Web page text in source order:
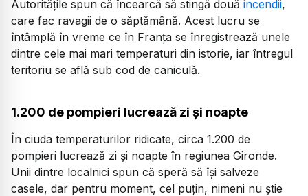
Autoritățile spun că încearcă să stingă două incendii,
care fac ravagii de o săptămână. Acest lucru se
întâmplă în vreme ce în Franța se înregistrează unele
dintre cele mai mari temperaturi din istorie, iar întregul
teritoriu se află sub cod de caniculă.
1.200 de pompieri lucrează zi și noapte
În ciuda temperaturilor ridicate, circa 1.200 de
pompieri lucrează zi și noapte în regiunea Gironde.
Unii dintre localnici spun că speră să își salveze
casele, dar pentru moment, cel puțin, nimeni nu știe